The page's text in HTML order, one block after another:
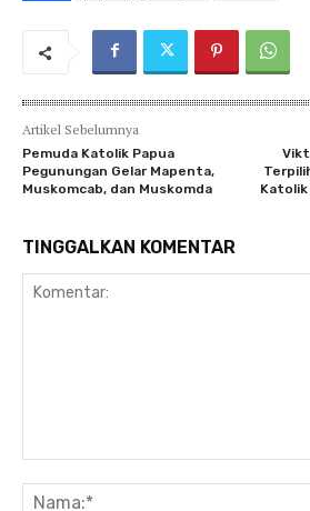
Artikel Sebelumnya
Pemuda Katolik Papua
Pegunungan Gelar Mapenta,
Muskomcab, dan Muskomda
Katolik
TINGGALKAN KOMENTAR